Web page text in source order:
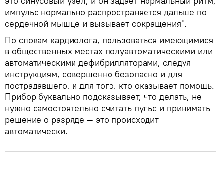
импульс нормально распространяется дальше по
сердечной мышце и вызывает сокращения".
По словам кардиолога, пользоваться имеющимися
в общественных местах полуавтоматическими или
автоматическими дефибрилляторами, следуя
инструкциям, совершенно безопасно и для
пострадавшего, и для того, кто оказывает помощь.
Прибор буквально подсказывает, что делать, не
нужно самостоятельно считать пульс и принимать
решение о разряде — это происходит
автоматически.